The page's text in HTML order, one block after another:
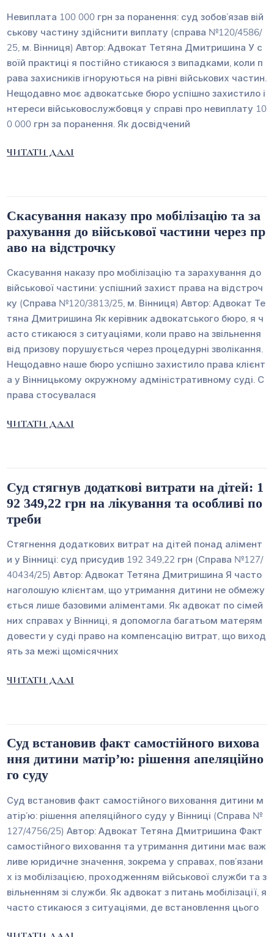
Невиплата 100 000 грн за поранення: суд зобов’язав вій
ськову частину здійснити виплату (справа №120/4586/
25, м. Вінниця) Автор: Адвокат Тетяна Дмитришина У с
воїй практиці я постійно стикаюся з випадками, коли п
рава захисників ігноруються на рівні військових частин.
Нещодавно моє адвокатське бюро успішно захистило і
нтереси військовослужбовця у справі про невиплату 10
0 000 грн за поранення. Як досвідчений
ЧИТАТИ ДАЛІ
Скасування наказу про мобілізацію та за
рахування до військової частини через пр
аво на відстрочку
Скасування наказу про мобілізацію та зарахування до
військової частини: успішний захист права на відстроч
ку (Справа №120/3813/25, м. Вінниця) Автор: Адвокат Те
тяна Дмитришина Як керівник адвокатського бюро, я ч
асто стикаюся з ситуаціями, коли право на звільнення
від призову порушується через процедурні зволікання.
Нещодавно наше бюро успішно захистило права клієнт
а у Вінницькому окружному адміністративному суді. С
права стосувалася
ЧИТАТИ ДАЛІ
Суд стягнув додаткові витрати на дітей: 1
92 349,22 грн на лікування та особливі по
треби
Стягнення додаткових витрат на дітей понад алімент
и у Вінниці: суд присудив 192 349,22 грн (Справа №127/
40434/25) Автор: Адвокат Тетяна Дмитришина Я часто
наголошую клієнтам, що утримання дитини не обмежу
ється лише базовими аліментами. Як адвокат по сімей
них справах у Вінниці, я допомогла багатьом матерям
довести у суді право на компенсацію витрат, що виход
ять за межі щомісячних
ЧИТАТИ ДАЛІ
Суд встановив факт самостійного вихова
ння дитини матір’ю: рішення апеляційно
го суду
Суд встановив факт самостійного виховання дитини м
атір’ю: рішення апеляційного суду у Вінниці (Справа №
127/4756/25) Автор: Адвокат Тетяна Дмитришина Факт
самостійного виховання та утримання дитини має важ
ливе юридичне значення, зокрема у справах, пов’язани
х із мобілізацією, проходженням військової служби та з
вільненням зі служби. Як адвокат з питань мобілізації, я
часто стикаюся з ситуаціями, де встановлення цього